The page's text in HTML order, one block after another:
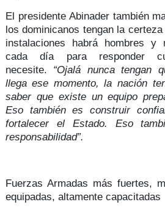
El presidente Abinader también
los dominicanos tengan la
instalaciones habrá hombres y
cada día para responder
necesite. “Ojalá nunca tengan
llega ese momento, la nación
saber que existe un equipo
Eso también es construir
fortalecer el Estado. Eso
responsabilidad”.
Fuerzas Armadas más fuertes,
equipadas, altamente capacitadas